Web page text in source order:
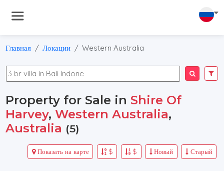
Главная Локации Western Australia
Property for Sale inShire Of
Harvey,Western Australia,
Australia (5)
Старый
Новый
$
$
Показать на карте